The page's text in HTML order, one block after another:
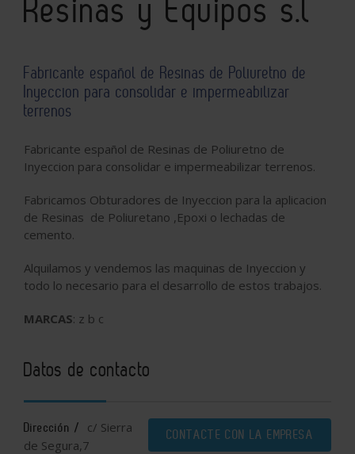
Resinas y Equipos s.l
Fabricante español de Resinas de Poliuretno de
Inyeccion para consolidar e impermeabilizar
terrenos
Fabricante español de Resinas de Poliuretno de
Inyeccion para consolidar e impermeabilizar terrenos.
Fabricamos Obturadores de Inyeccion para la aplicacion
de Resinas de Poliuretano ,Epoxi o lechadas de
cemento.
Alquilamos y vendemos las maquinas de Inyeccion y
todo lo necesario para el desarrollo de estos trabajos.
MARCAS: z b c
Datos de contacto
CONTACTE CON LA EMPRESA
Dirección /
c/ Sierra
de Segura,7